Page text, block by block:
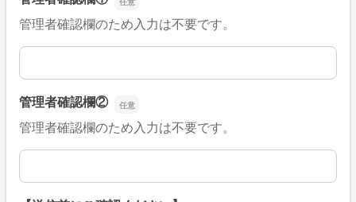
管理者確認欄のため入力は不要です。
管理者確認欄①
管理者確認欄②
管理者確認欄のため入力は不要です。
管理者確認欄②